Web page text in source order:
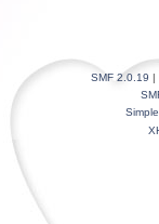
SMF 2.0.19